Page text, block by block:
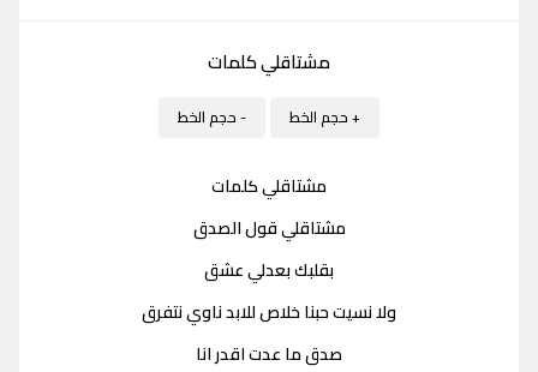
مشتاقلي كلمات
+ حجم الخط - حجم الخط
مشتاقلي كلمات
مشتاقلي قول الصدق
بقلبك بعدلي عشق
ولا نسيت حبنا خلاص للابد ناوي نتفرق
صدق ما عدت اقدر انا